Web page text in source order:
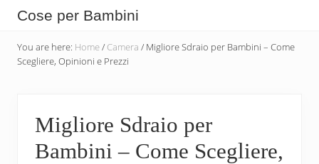
Menu
Skip
main
content
Skip
secondary
navigation
Skip
primary
sidebar
Cose per Bambini
Servono
You are here: Home/ Camera / Migliore Sdraio per Bambini – Come
Scegliere, Opinioni e Prezzi
Migliore Sdraio per
Bambini – Come Scegliere,